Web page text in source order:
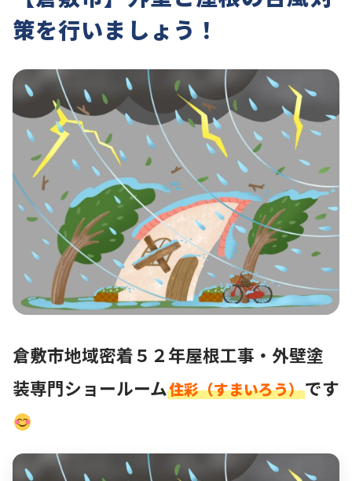
策を行いましょう！
倉敷市地域密着５２年屋根工事・外壁塗
装専門ショールーム住彩（すまいろう）です